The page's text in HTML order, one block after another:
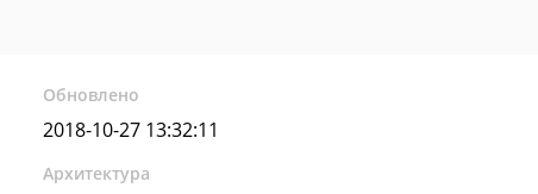
Обновлено
2018-10-27 13:32:11
Архитектура